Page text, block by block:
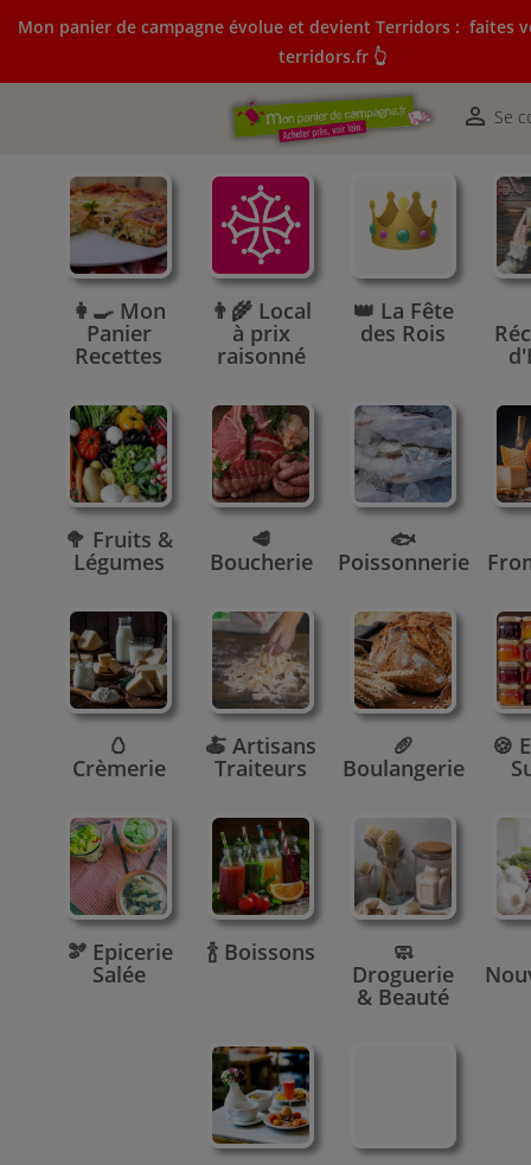
Mon panier de campagne évolue et devient Terridors : faites
terridors.fr 👆
 Se
Mon panier de campagne évolue et devient Terridors:
courses sur terridors.fr 👆
👩‍🍳 Mon
Panier
Recettes
👨‍🌾 Local
à prix
raisonné
👑 La Fête
des Rois
🥦 Fruits &
Légumes
🥩
Boucherie
🐟
Poissonnerie
🥚
Crèmerie
🍝 Artisans
Traiteurs
🥖
Boulangerie
🍪
🫘 Epicerie
Salée
🍾 Boissons 🧼
Droguerie
& Beauté